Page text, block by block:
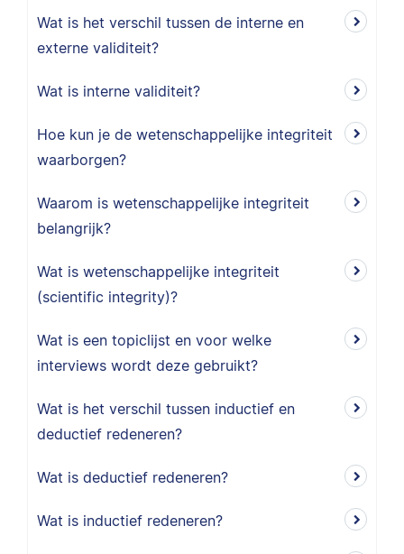
Wat is het verschil tussen de interne en
externe validiteit?
Wat is interne validiteit?
Hoe kun je de wetenschappelijke integriteit
waarborgen?
Waarom is wetenschappelijke integriteit
belangrijk?
Wat is wetenschappelijke integriteit
(scientific integrity)?
Wat is een topiclijst en voor welke
interviews wordt deze gebruikt?
Wat is het verschil tussen inductief en
deductief redeneren?
Wat is deductief redeneren?
Wat is inductief redeneren?